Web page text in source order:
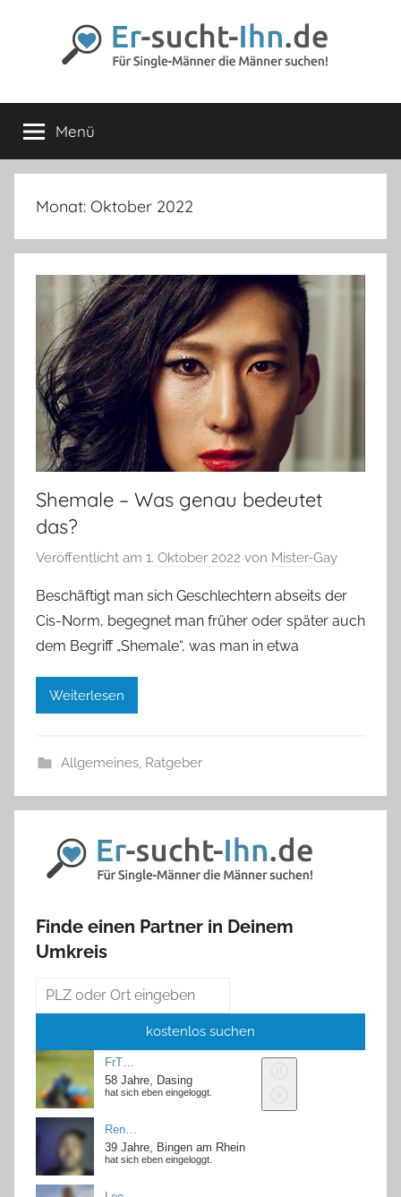
Er-
sucht-
Ihn.de
die
Männer
lieben
Menü
Monat: Oktober 2022
Shemale – Was genau bedeutet
das?
Veröffentlicht am 1. Oktober 2022 von Mister-Gay
Beschäftigt man sich Geschlechtern abseits der
Cis-Norm, begegnet man früher oder später auch
dem Begriff „Shemale“, was man in etwa
Weiterlesen
Allgemeines, Ratgeber
Finde einen Partner in Deinem
Umkreis